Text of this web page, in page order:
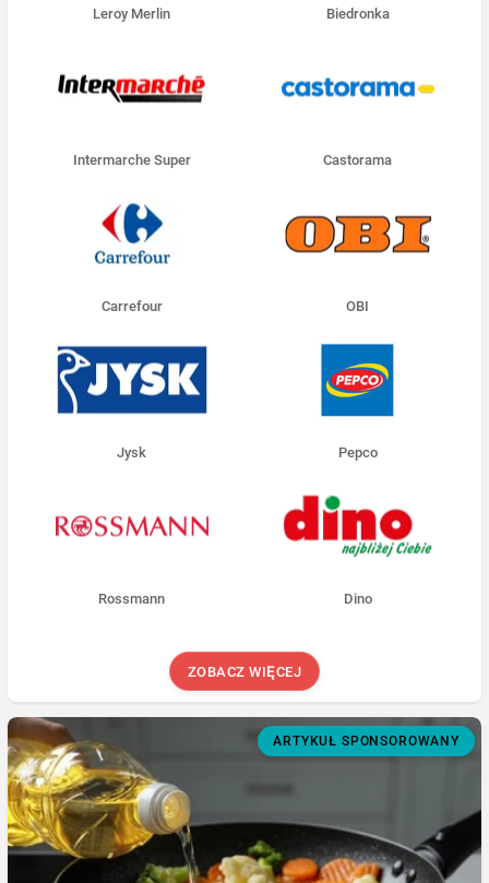
Leroy Merlin Biedronka
Intermarche Super Castorama
Carrefour OBI
Jysk Pepco
Rossmann Dino
ZOBACZ WIĘCEJ
ARTYKUŁ SPONSOROWANY